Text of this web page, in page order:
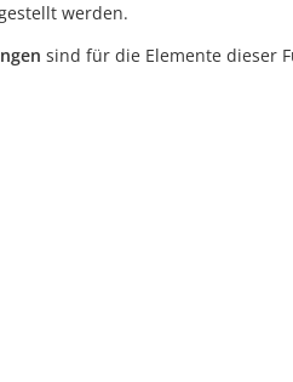
werden.
sind für die Elemente dieser